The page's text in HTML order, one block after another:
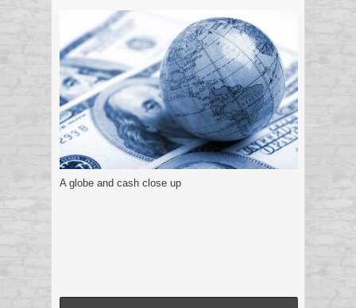
A globe and cash close up